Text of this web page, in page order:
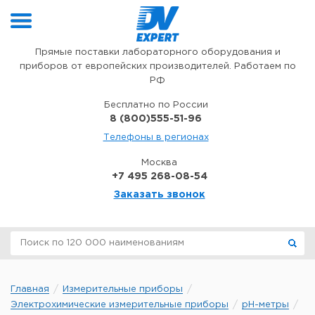
Прямые поставки лабораторного оборудования и
приборов от европейских производителей. Работаем по
РФ
Бесплатно по России
8 (800)555-51-96
Телефоны в регионах
Москва
+7 495 268-08-54
Заказать звонок
Главная
Измерительные приборы
Электрохимические измерительные приборы
pH-метры